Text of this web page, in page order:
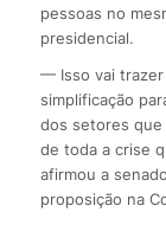
pessoas no
presidencial.
— Isso vai trazer
simplificação
dos setores que
de toda a crise
afirmou a
proposição na